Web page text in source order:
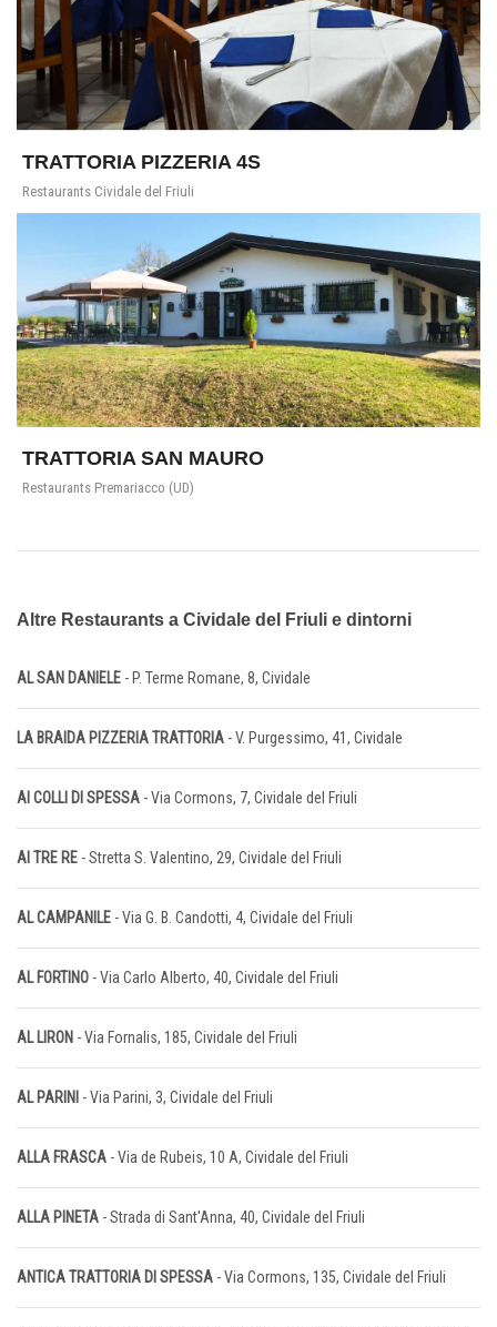
TRATTORIA PIZZERIA 4S
Restaurants Cividale del Friuli
TRATTORIA SAN MAURO
Restaurants Premariacco (UD)
Altre Restaurants a Cividale del Friuli e dintorni
AL SAN DANIELE - P. Terme Romane, 8, Cividale
LA BRAIDA PIZZERIA TRATTORIA - V. Purgessimo, 41, Cividale
AI COLLI DI SPESSA - Via Cormons, 7, Cividale del Friuli
AI TRE RE - Stretta S. Valentino, 29, Cividale del Friuli
AL CAMPANILE - Via G. B. Candotti, 4, Cividale del Friuli
AL FORTINO - Via Carlo Alberto, 40, Cividale del Friuli
AL LIRON - Via Fornalis, 185, Cividale del Friuli
AL PARINI - Via Parini, 3, Cividale del Friuli
ALLA FRASCA - Via de Rubeis, 10 A, Cividale del Friuli
ALLA PINETA - Strada di Sant'Anna, 40, Cividale del Friuli
ANTICA TRATTORIA DI SPESSA - Via Cormons, 135, Cividale del Friuli